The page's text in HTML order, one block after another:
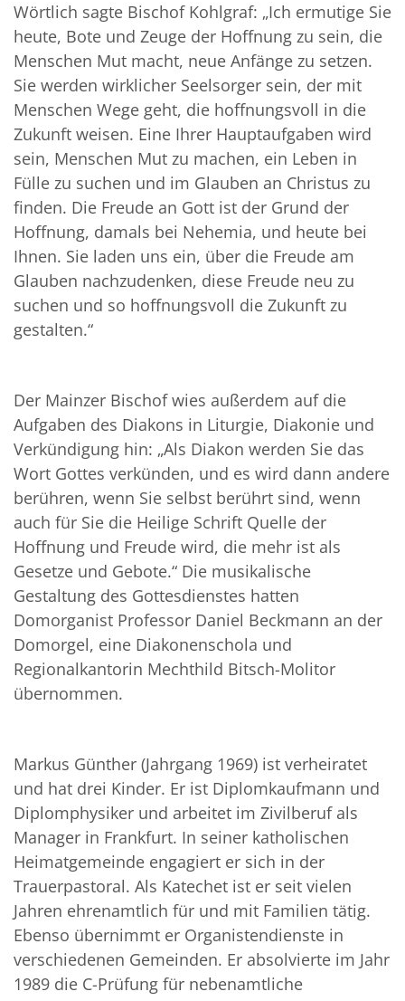
Wörtlich sagte Bischof Kohlgraf: „Ich ermutige Sie
heute, Bote und Zeuge der Hoffnung zu sein, die
Menschen Mut macht, neue Anfänge zu setzen.
Sie werden wirklicher Seelsorger sein, der mit
Menschen Wege geht, die hoffnungsvoll in die
Zukunft weisen. Eine Ihrer Hauptaufgaben wird
sein, Menschen Mut zu machen, ein Leben in
Fülle zu suchen und im Glauben an Christus zu
finden. Die Freude an Gott ist der Grund der
Hoffnung, damals bei Nehemia, und heute bei
Ihnen. Sie laden uns ein, über die Freude am
Glauben nachzudenken, diese Freude neu zu
suchen und so hoffnungsvoll die Zukunft zu
gestalten.“
Der Mainzer Bischof wies außerdem auf die
Aufgaben des Diakons in Liturgie, Diakonie und
Verkündigung hin: „Als Diakon werden Sie das
Wort Gottes verkünden, und es wird dann andere
berühren, wenn Sie selbst berührt sind, wenn
auch für Sie die Heilige Schrift Quelle der
Hoffnung und Freude wird, die mehr ist als
Gesetze und Gebote.“ Die musikalische
Gestaltung des Gottesdienstes hatten
Domorganist Professor Daniel Beckmann an der
Domorgel, eine Diakonenschola und
Regionalkantorin Mechthild Bitsch-Molitor
übernommen.
Markus Günther (Jahrgang 1969) ist verheiratet
und hat drei Kinder. Er ist Diplomkaufmann und
Diplomphysiker und arbeitet im Zivilberuf als
Manager in Frankfurt. In seiner katholischen
Heimatgemeinde engagiert er sich in der
Trauerpastoral. Als Katechet ist er seit vielen
Jahren ehrenamtlich für und mit Familien tätig.
Ebenso übernimmt er Organistendienste in
verschiedenen Gemeinden. Er absolvierte im Jahr
1989 die C-Prüfung für nebenamtliche